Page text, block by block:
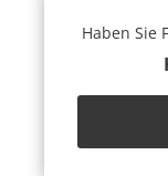
Haben Sie